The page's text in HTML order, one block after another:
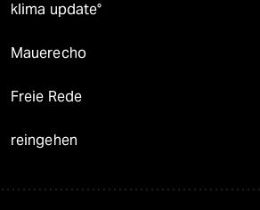
klima update°
Mauerecho
Freie Rede
reingehen